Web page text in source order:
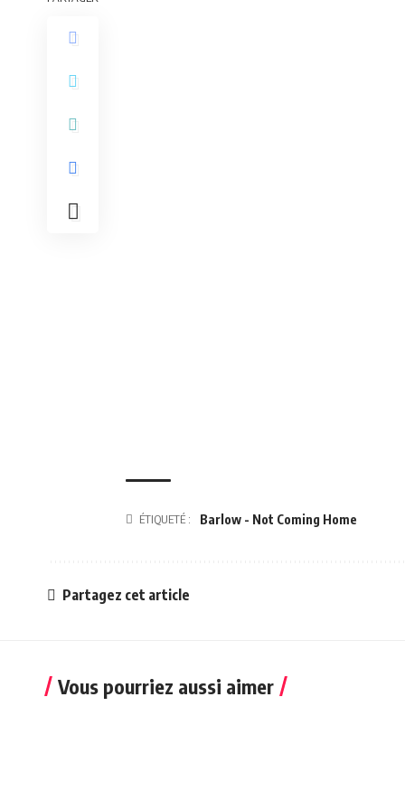
ÉTIQUETÉ : Barlow - Not Coming Home
Partagez cet article
Vous pourriez aussi aimer